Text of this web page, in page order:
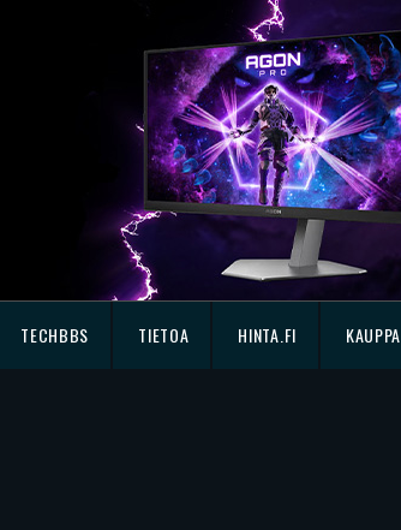
TECHBBS TIETOA HINTA.FI KAUPPA